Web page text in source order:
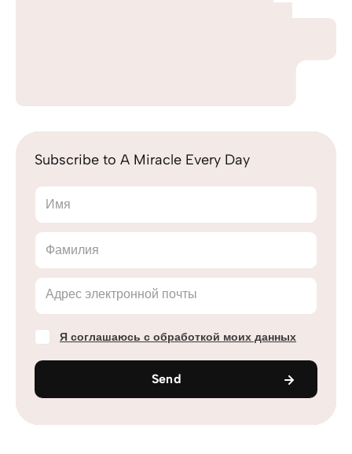
Subscribe to A Miracle Every Day
Имя
Фамилия
Адрес электронной почты
Я соглашаюсь с обработкой моих данных
Send